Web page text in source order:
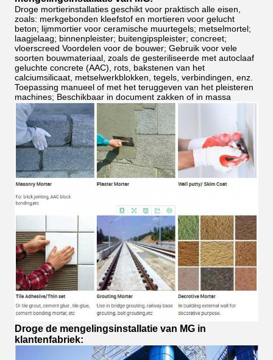
Droge mortierinstallaties geschikt voor praktisch alle eisen,
zoals: merkgebonden kleefstof en mortieren voor gelucht
beton; lijmmortier voor ceramische muurtegels; metselmortel;
laagjelaag; binnenpleister; buitengipspleister; concreet;
vloerscreed Voordelen voor de bouwer; Gebruik voor vele
soorten bouwmateriaal, zoals de gesteriliseerde met autoclaaf
geluchte concrete (AAC), rots, bakstenen van het
calciumsilicaat, metselwerkblokken, tegels, verbindingen, enz.
Toepassing manueel of met het teruggeven van het pleisteren
machines; Beschikbaar in document zakken of in massa
Droge de mengelingsinstallatie van MG in
klantenfabriek: